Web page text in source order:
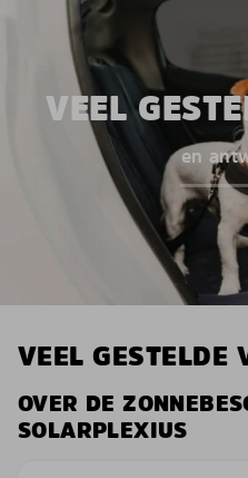
VEEL
en
VEEL GESTELDE
OVER DE
SOLARPLEXIUS